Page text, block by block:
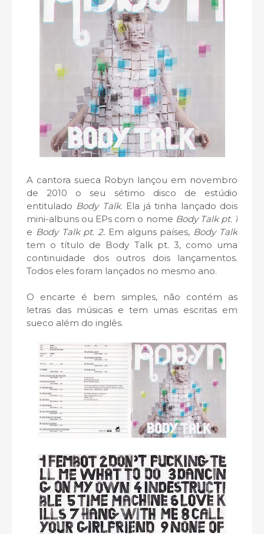
A cantora sueca Robyn lançou em novembro
de 2010 o seu sétimo disco de estúdio
entitulado Body Talk. Ela já tinha lançado dois
mini-albuns ou EPs com o nome Body Talk pt. 1
e Body Talk pt. 2. Em alguns países, Body Talk
tem o título de Body Talk pt. 3, como uma
continuidade dos outros dois lançamentos.
Todos eles foram lançados no mesmo ano.
O encarte é bem simples, não contém as
letras das músicas e tem umas escritas em
sueco além do inglês.